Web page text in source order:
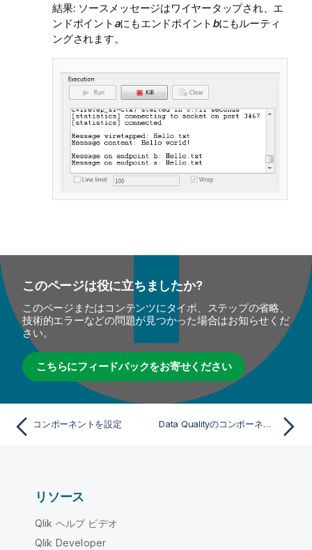
結果: ソースメッセージはワイヤータップされ、エ
ンドポイント aにもエンドポイント bにもルーティ
ングされます。
このページは役に立ちましたか?
このページまたはコンテンツにタイポ、ステップの省略、
技術的エラーなどの問題が見つかった場合はお知らせくだ
さい。
こちらにフィードバックをお寄せください
コンポーネントを設定 Data Qualityのコンポーネント
リソース
Qlik ヘルプ ビデオ
Qlik Developer